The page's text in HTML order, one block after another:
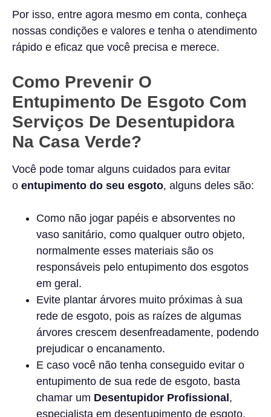
Por isso, entre agora mesmo em conta, conheça
nossas condições e valores e tenha o atendimento
rápido e eficaz que você precisa e merece.
Como Prevenir O
Entupimento De Esgoto Com
Serviços De Desentupidora
Na Casa Verde?
Você pode tomar alguns cuidados para evitar
o entupimento do seu esgoto, alguns deles são:
Como não jogar papéis e absorventes no
vaso sanitário, como qualquer outro objeto,
normalmente esses materiais são os
responsáveis pelo entupimento dos esgotos
em geral.
Evite plantar árvores muito próximas à sua
rede de esgoto, pois as raízes de algumas
árvores crescem desenfreadamente, podendo
prejudicar o encanamento.
E caso você não tenha conseguido evitar o
entupimento de sua rede de esgoto, basta
chamar um Desentupidor Profissional ,
especialista em desentupimento de esgoto,